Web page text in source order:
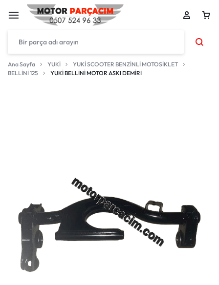
Ana Sayfa YUKİ
YUKİ SCOOTER BENZİNLİ MOTOSİKLET
BELLİNİ 125
YUKİ BELLİNİ MOTOR ASKI DEMİRİ